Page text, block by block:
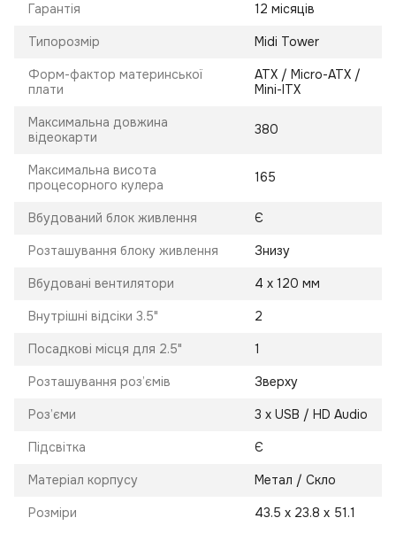
Гарантія 12 місяців
Типорозмір Midi Tower
Форм-фактор материнської
плати
ATX / Micro-ATX /
Mini-ITX
Максимальна довжина
відеокарти
380
Максимальна висота
процесорного кулера
165
Вбудований блок живлення Є
Розташування блоку живлення Знизу
Вбудовані вентилятори 4 х 120 мм
Внутрішні відсіки 3.5" 2
Посадкові місця для 2.5" 1
Розташування роз’ємів Зверху
Роз’єми 3 х USB / HD Audio
Підсвітка Є
Матеріал корпусу Метал / Скло
Розміри 43.5 х 23.8 х 51.1